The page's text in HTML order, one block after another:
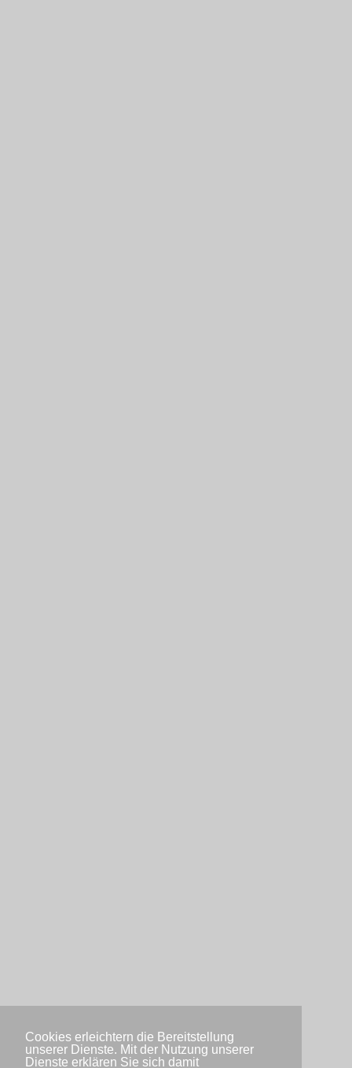
Cookies erleichtern die Bereitstellung
unserer Dienste. Mit der Nutzung unserer
Dienste erklären Sie sich damit